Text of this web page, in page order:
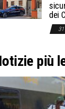
dei
più